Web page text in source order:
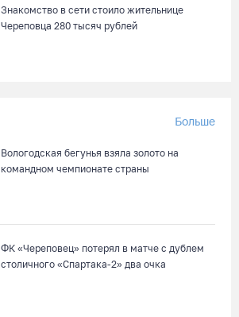
Знакомство в сети стоило жительнице
Череповца 280 тысяч рублей
Больше
Вологодская бегунья взяла золото на
командном чемпионате страны
ФК «Череповец» потерял в матче с дублем
столичного «Спартака-2» два очка